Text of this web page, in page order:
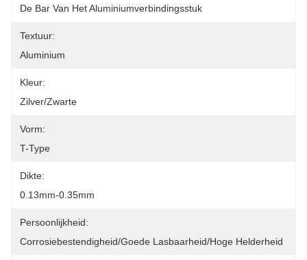
De Bar Van Het Aluminiumverbindingsstuk
Textuur:
Aluminium
Kleur:
Zilver/Zwarte
Vorm:
T-Type
Dikte:
0.13mm-0.35mm
Persoonlijkheid:
Corrosiebestendigheid/Goede Lasbaarheid/Hoge Helderheid